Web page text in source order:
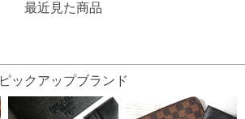
最近見た商品
ピックアップブランド